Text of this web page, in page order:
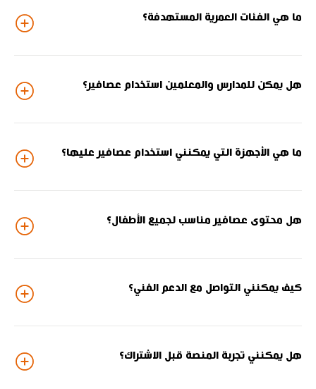
ما هي الفئات العمرية المستهدفة؟
هل يمكن للمدارس والمعلمين استخدام عصافير؟
ما هي الأجهزة التي يمكنني استخدام عصافير عليها؟
هل محتوى عصافير مناسب لجميع الأطفال؟
كيف يمكنني التواصل مع الدعم الفني؟
هل يمكنني تجربة المنصة قبل الاشتراك؟